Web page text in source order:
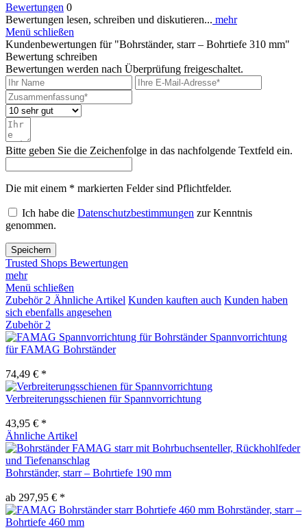
Bewertungen 0
Bewertungen lesen, schreiben und diskutieren... mehr
Menü schließen
Kundenbewertungen für "Bohrständer, starr – Bohrtiefe 310 mm"
Bewertung schreiben
Bewertungen werden nach Überprüfung freigeschaltet.
Bitte geben Sie die Zeichenfolge in das nachfolgende Textfeld ein.
Die mit einem * markierten Felder sind Pflichtfelder.
Ich habe die Datenschutzbestimmungen zur Kenntnis
genommen.
Speichern
Trusted Shops Bewertungen
mehr
Menü schließen
Zubehör 2 Ähnliche Artikel Kunden kauften auch Kunden haben
sich ebenfalls angesehen
Zubehör 2
Spannvorrichtung
für FAMAG Bohrständer
74,49 € *
Verbreiterungsschienen für Spannvorrichtung
43,95 € *
Ähnliche Artikel
Bohrständer, starr – Bohrtiefe 190 mm
ab 297,95 € *
Bohrständer, starr –
Bohrtiefe 460 mm